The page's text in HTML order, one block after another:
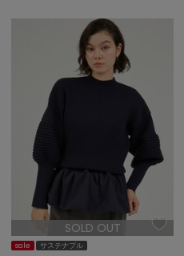
スイコック
TAW&TOE
トーアンドトー
SOLD OUT
sale サステナブル